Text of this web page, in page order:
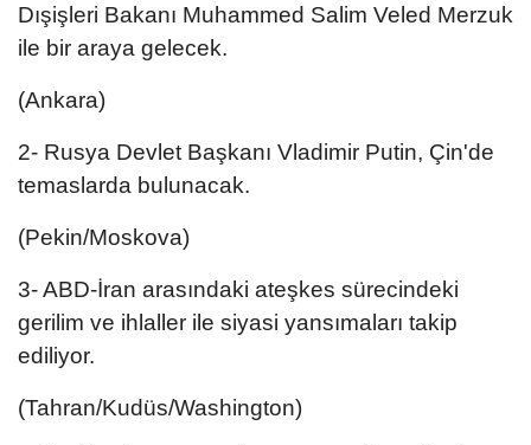
Dışişleri Bakanı Muhammed Salim Veled Merzuk​​​​​​​
ile bir araya gelecek.
(Ankara)
2- ⁠Rusya Devlet Başkanı Vladimir Putin, Çin'de
temaslarda bulunacak.
(Pekin/Moskova)
3- ABD-İran arasındaki ateşkes sürecindeki
gerilim ve ihlaller ile siyasi yansımaları takip
ediliyor.
(Tahran/Kudüs/Washington)